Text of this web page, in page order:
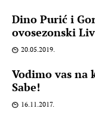
Dino Purić i
ovosezonski
20.05.2019.
Vodimo vas na
Sabe!
16.11.2017.